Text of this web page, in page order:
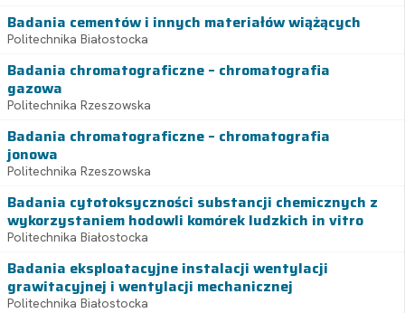
Badania cementów i innych materiałów wiążących
Politechnika Białostocka
Badania chromatograficzne – chromatografia
gazowa
Politechnika Rzeszowska
Badania chromatograficzne – chromatografia
jonowa
Politechnika Rzeszowska
Badania cytotoksyczności substancji chemicznych z
wykorzystaniem hodowli komórek ludzkich in vitro
Politechnika Białostocka
Badania eksploatacyjne instalacji wentylacji
grawitacyjnej i wentylacji mechanicznej
Politechnika Białostocka